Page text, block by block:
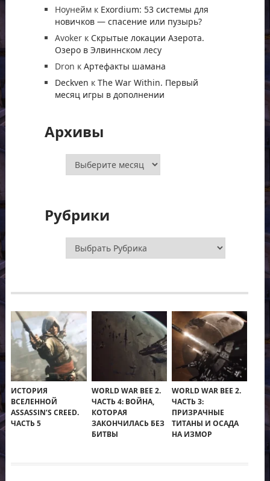
Ноунеймк Exordium: 53 системы для
новичков — спасение или пузырь?
Avokerк Скрытые локации Азерота.
Озеро в Элвиннском лесу
Dron к Артефакты шамана
Deckven к The War Within. Первый
месяц игры в дополнении
Архивы
Архивы
Рубрики
Рубрики
ИСТОРИЯ
ВСЕЛЕННОЙ
ASSASSIN’S CREED.
ЧАСТЬ 5
WORLD WAR BEE 2.
ЧАСТЬ 4: ВОЙНА,
КОТОРАЯ
ЗАКОНЧИЛАСЬ БЕЗ
БИТВЫ
WORLD WAR BEE 2.
ЧАСТЬ 3:
ПРИЗРАЧНЫЕ
ТИТАНЫ И ОСАДА
НА ИЗМОР